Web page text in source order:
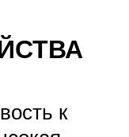
к